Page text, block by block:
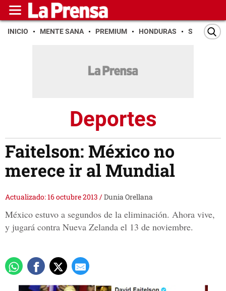
INICIO MENTE SANA PREMIUM HONDURAS SAN PEDRO
Deportes
Faitelson: México no
merece ir al Mundial
Actualizado: 16 octubre 2013 /Dunia Orellana
México estuvo a segundos de la eliminación. Ahora vive,
y jugará contra Nueva Zelanda el 13 de noviembre.